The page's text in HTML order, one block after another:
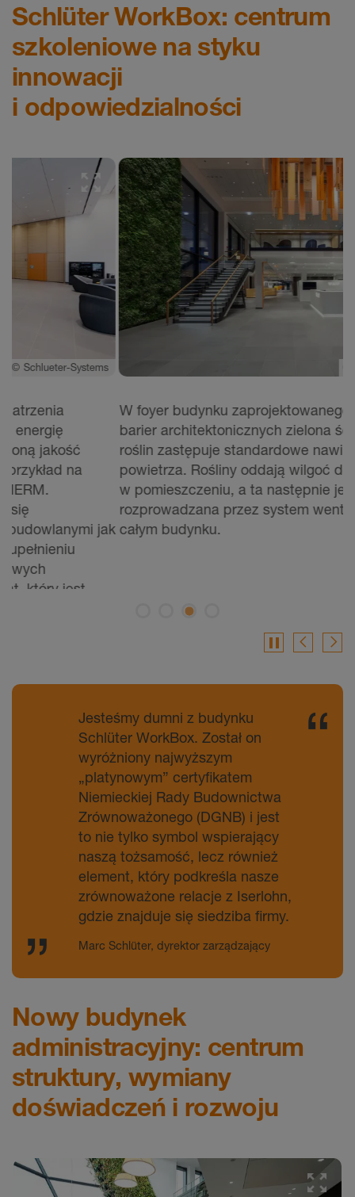
Schlüter WorkBox: centrum
szkoleniowe na styku
innowacji
i odpowiedzialności
W foyer budynku zaprojektowanego w całości bez
barier architektonicznych zielona ściana z żywych
roślin zastępuje standardowe nawilżacze
powietrza. Rośliny oddają wilgoć do powietrza
w pomieszczeniu, a ta następnie jest
rozprowadzana przez system wentylacyjny po
całym budynku.
Schlüter WorkBox. Został on
wyróżniony najwyższym
„platynowym” certyfikatem
Niemieckiej Rady Budownictwa
Zrównoważonego (DGNB) i jest
to nie tylko symbol wspierający
naszą tożsamość, lecz również
element, który podkreśla nasze
zrównoważone relacje z Iserlohn,
gdzie znajduje się siedziba firmy.
Marc Schlüter, dyrektor zarządzający
administracyjny: centrum
struktury, wymiany
doświadczeń i rozwoju